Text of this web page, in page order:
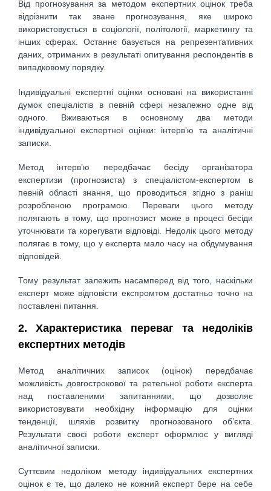
Вiд прогнозування за методом експертних оцiнок треба
вiдрiзнити так зване прогнозування, яке широко
використовується в соцiологiї, полiтологiї, маркетингу та
iнших сферах. Останнє базується на репрезентативних
даних, отриманих в результатi опитування респондентiв в
випадковому порядку.
Індивiдуальнi експертнi оцiнки основанi на використаннi
думок спецiалiстiв в певнiй сферi незалежно одне вiд
одного. Вживаються в основному два методи
iндивідуальної експертної оцiнки: iнтерв’ю та аналiтичнi
записки.
Метод iнтерв’ю передбачає бесiду органiзатора
експертизи (прогнозиста) з спецiалiстом-експертом в
певнiй областi знання, що проводиться згiдно з ранiш
розробленою програмою. Переваги цього методу
полягають в тому, що прогнозист може в процесi бесiди
уточнювати та корегувати вiдповiдi. Недолiк цього методу
полягає в тому, що у експерта мало часу на обдумування
вiдповiдей.
Тому результат залежить насамперед від того, наскiльки
експерт може вiдповiсти експромтом достатньо точно на
поставленi питання.
2. Характеристика переваг та недоліків
експертних методів
Метод аналiтичних записок (оцiнок) передбачає
можливiсть довгострокової та ретельної роботи експерта
над поставленими запитаннями, що дозволяє
використовувати необхiдну iнформацiю для оцiнки
тенденцiї, шляхів розвитку прогнозованого об’єкта.
Результати своєї роботи експерт оформлює у виглядi
аналiтичної записки.
Суттєвим недолiком методу iндивiдуальних експертних
оцiнок є те, що далеко не кожний експерт бере на себе